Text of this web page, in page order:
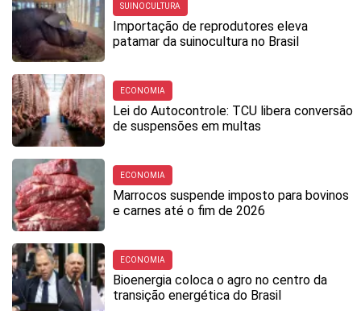
SUINOCULTURA
Importação de reprodutores eleva
patamar da suinocultura no Brasil
ECONOMIA
Lei do Autocontrole: TCU libera conversão
de suspensões em multas
ECONOMIA
Marrocos suspende imposto para bovinos
e carnes até o fim de 2026
ECONOMIA
Bioenergia coloca o agro no centro da
transição energética do Brasil